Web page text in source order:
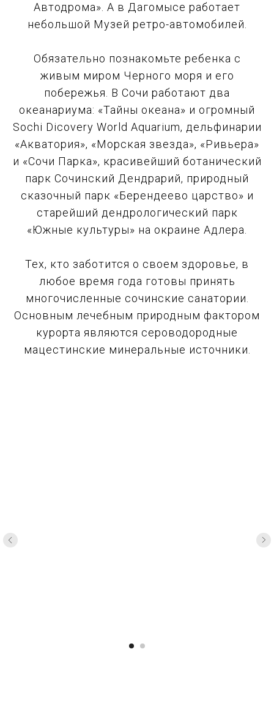
Автодрома». А в Дагомысе работает
небольшой Музей ретро-автомобилей.
Обязательно познакомьте ребенка с
живым миром Черного моря и его
побережья. В Сочи работают два
океанариума: «Тайны океана» и огромный
Sochi Dicovery World Aquarium, дельфинарии
«Акватория», «Морская звезда», «Ривьера»
и «Сочи Парка», красивейший ботанический
парк Сочинский Дендрарий, природный
сказочный парк «Берендеево царство» и
старейший дендрологический парк
«Южные культуры» на окраине Адлера.
Тех, кто заботится о своем здоровье, в
любое время года готовы принять
многочисленные сочинские санатории.
Основным лечебным природным фактором
курорта являются сероводородные
мацестинские минеральные источники.